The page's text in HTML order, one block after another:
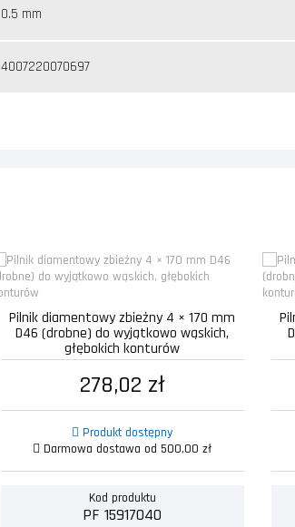
0.5 mm
4007220070697
Pilnik diamentowy zbieżny 4 × 170 mm
D46 (drobne) do wyjątkowo wąskich,
głębokich konturów
278,02 zł
Produkt dostępny
Darmowa dostawa od 500,00 zł
Kod produktu
PF 15917040